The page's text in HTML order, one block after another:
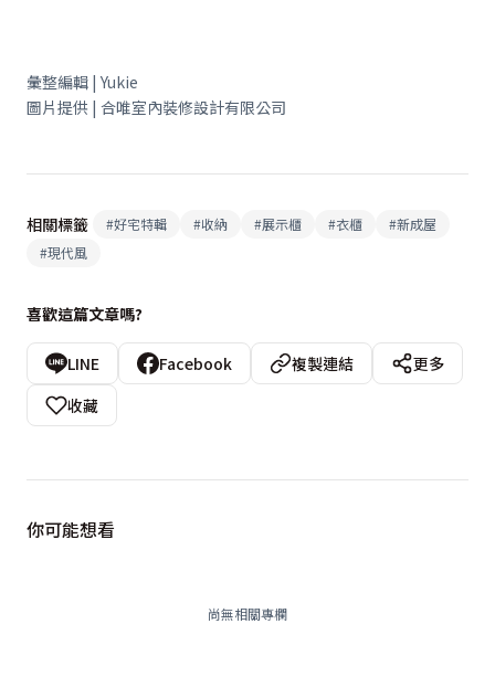
彙整編輯 | Yukie
圖片提供 | 合唯室內裝修設計有限公司
相關標籤 #好宅特輯 #收納 #展示櫃 #衣櫃 #新成屋
#現代風
喜歡這篇文章嗎?
LINE Facebook 複製連結
更多
收藏
你可能想看
尚無相關專欄